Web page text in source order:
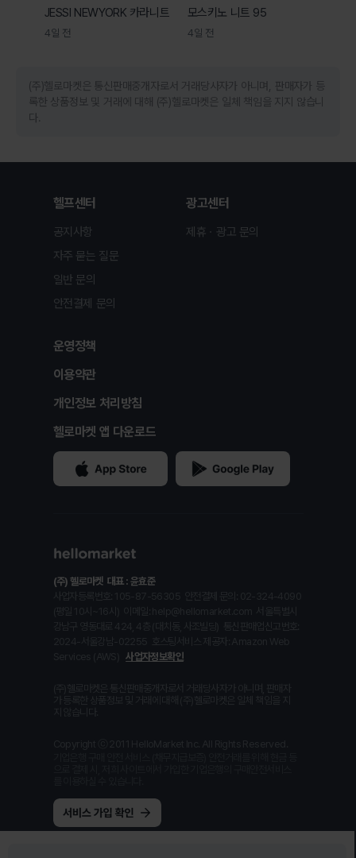
JESSI NEWYORK 카라니트
4일 전
모스키노 니트 95
4일 전
(주)헬로마켓은 통신판매중개자로서 거래당사자가 아니며, 판매자가 등
록한 상품정보 및 거래에 대해 (주)헬로마켓은 일체 책임을 지지 않습니
다.
헬프센터
공지사항
자주 묻는 질문
일반 문의
안전결제 문의
광고센터
제휴ㆍ광고 문의
운영정책
이용약관
개인정보 처리방침
헬로마켓 앱 다운로드
(주) 헬로마켓 대표 : 윤효준
사업자정보확인